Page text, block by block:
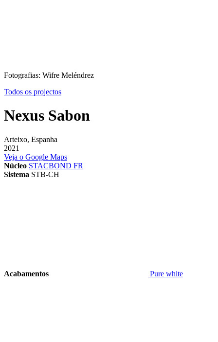
Fotografias: Wifre Meléndrez
Todos os projectos
Nexus Sabon
Arteixo, Espanha
2021
Veja o Google Maps
Núcleo STACBOND FR
Sistema STB-CH
Acabamentos Pure white